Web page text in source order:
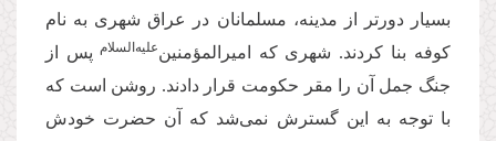
بسیار دورتر از مدینه، مسلمانان در عراق شهری به نام
کوفه بنا کردند. شهری که امیرالمؤمنین‌علیه‌‌السلام پس از
جنگ جمل آن را مقر حکومت قرار دادند. روشن است که
با توجه به این گسترش نمی‌شد که آن حضرت خودش